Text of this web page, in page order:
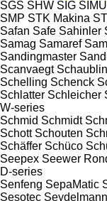
SGS SHW SIG
SMP STK Makina
Safan Safe Sahinler
Samag Samaref
Sandingmaster
Scanvaegt Schaublin
Schelling Schenck
Schlatter Schleicher
W-series
Schmid Schmidt
Schott Schouten
Schäffer Schüco
Seepex Seewer
D-series
Senfeng SepaMatic
Sesotec Seydelmann